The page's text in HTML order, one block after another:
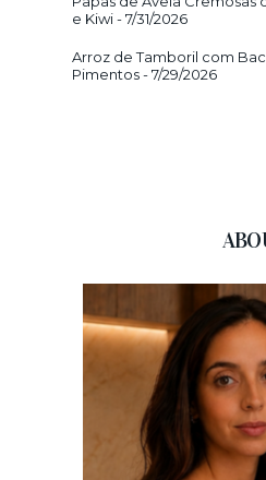
e Kiwi- 7/31/2026
Arroz de Tamboril com
Pimentos- 7/29/2026